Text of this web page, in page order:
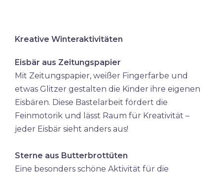
Kreative Winteraktivitäten
Eisbär aus Zeitungspapier
Mit Zeitungspapier, weißer Fingerfarbe und
etwas Glitzer gestalten die Kinder ihre eigenen
Eisbären. Diese Bastelarbeit fördert die
Feinmotorik und lässt Raum für Kreativität –
jeder Eisbär sieht anders aus!
Sterne aus Butterbrottüten
Eine besonders schöne Aktivität für die